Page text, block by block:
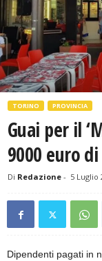
TORINO PROVINCIA
Guai per il
9000 euro
Di Redazione - 5 Luglio
Dipendenti pagati in